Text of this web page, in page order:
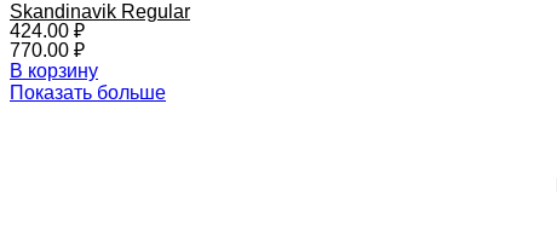
Skandinavik Regular
424.00 ₽
770.00 ₽
В корзину
Показать больше